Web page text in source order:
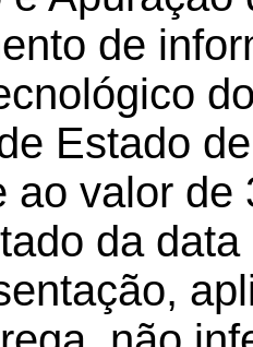
de
Estado
ao valor de
da